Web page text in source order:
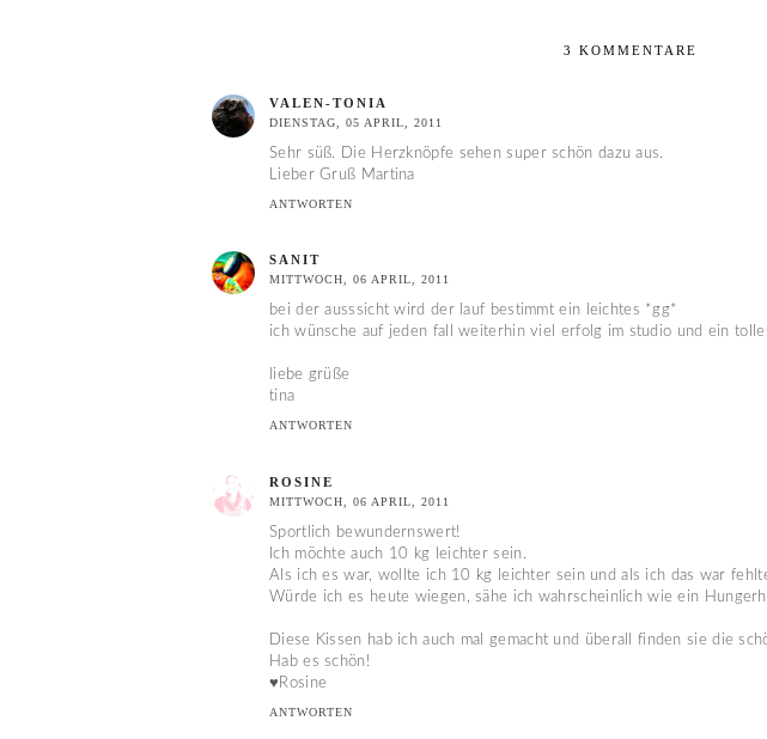
3 KOMMENTARE
VALEN-TONIA
DIENSTAG, 05 APRIL, 2011
Sehr süß. Die Herzknöpfe sehen super schön dazu aus.
Lieber Gruß Martina
ANTWORTEN
SANIT
MITTWOCH, 06 APRIL, 2011
bei der ausssicht wird der lauf bestimmt ein leichtes *gg*
ich wünsche auf jeden fall weiterhin viel erfolg im studio und ein
liebe grüße
tina
ANTWORTEN
ROSINE
MITTWOCH, 06 APRIL, 2011
Sportlich bewundernswert!
Ich möchte auch 10 kg leichter sein.
Als ich es war, wollte ich 10 kg leichter sein und als ich das war
Würde ich es heute wiegen, sähe ich wahrscheinlich wie ein
Diese Kissen hab ich auch mal gemacht und überall finden sie die
Hab es schön!
♥Rosine
ANTWORTEN